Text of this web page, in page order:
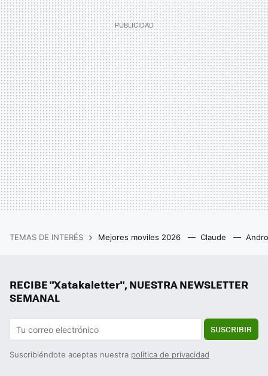
TEMAS DE INTERÉS Mejores moviles 2026 Claude
RECIBE "Xatakaletter", NUESTRA NEWSLETTER
SEMANAL
SUSCRIBIR
Suscribiéndote aceptas nuestra política de privacidad